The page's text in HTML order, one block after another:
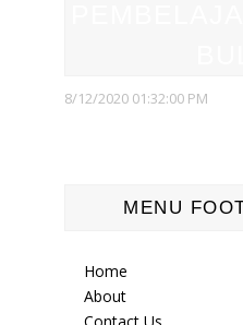
8/12/2020 01:32:00 PM
MENU
Home
About